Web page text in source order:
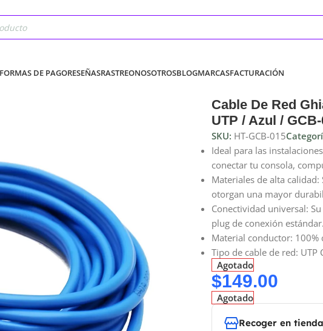
FORMAS DE PAGORESEÑASRASTREONOSOTROSBLOGMARCASFACTURACIÓN
Cable De Red
UTP / Azul /
SKU: HT-GCB-015
Ideal para las
conectar tu consola,
Materiales de alta
otorgan una mayor
Conectividad universal:
plug de conexión estándar.
Material conductor: 100%
Tipo de cable de red: UTP
Agotado
$149.00
Agotado
Recoger en